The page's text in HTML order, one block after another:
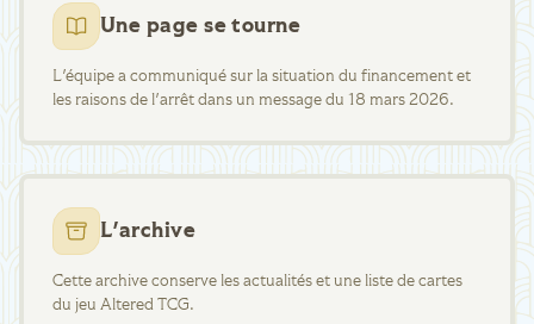
Une page se tourne
L'équipe a communiqué sur la situation du financement et
les raisons de l'arrêt dans un message du 18 mars 2026.
L'archive
Cette archive conserve les actualités et une liste de cartes
du jeu Altered TCG.